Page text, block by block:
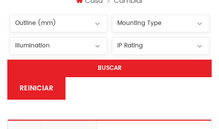
BUSCAR
REINICIAR